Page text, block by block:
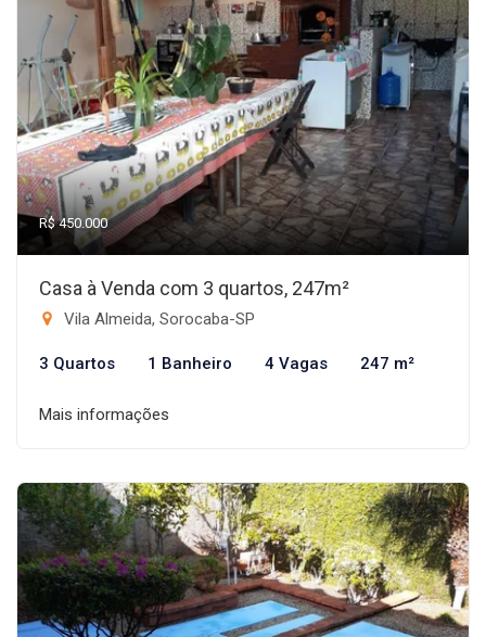
R$ 450.000
Casa à Venda com 3 quartos, 247m²
Vila Almeida, Sorocaba-SP
3 Quartos 1 Banheiro 4 Vagas 247 m²
Mais informações